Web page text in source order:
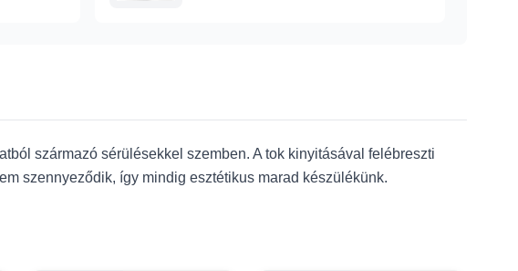
származó sérülésekkel szemben. A tok kinyitásával felébreszti
szennyeződik, így mindig esztétikus marad készülékünk.